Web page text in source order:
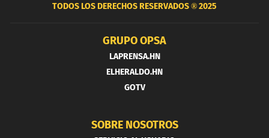
TODOS LOS DERECHOS RESERVADOS ®2025
GRUPO OPSA
LAPRENSA.HN
ELHERALDO.HN
GOTV
SOBRE NOSOTROS